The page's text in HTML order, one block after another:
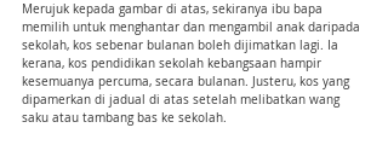
Merujuk kepada gambar di atas, sekiranya ibu bapa
memilih untuk menghantar dan mengambil anak daripada
sekolah, kos sebenar bulanan boleh dijimatkan lagi. Ia
kerana, kos pendidikan sekolah kebangsaan hampir
kesemuanya percuma, secara bulanan. Justeru, kos yang
dipamerkan di jadual di atas setelah melibatkan wang
saku atau tambang bas ke sekolah.